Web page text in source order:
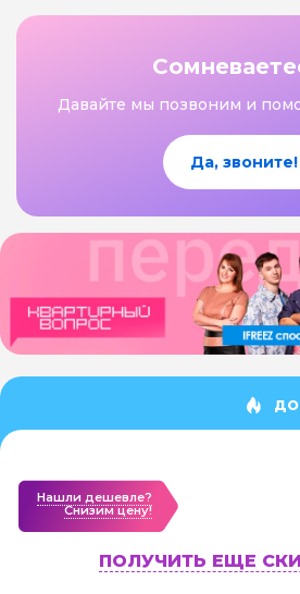
Давайте мы позвоним и
Да, звоните!
Нашли дешевле?
Cнизим цену!
ПОЛУЧИТЬ ЕЩЕ